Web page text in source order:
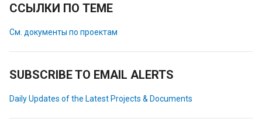
ССЫЛКИ ПО ТЕМЕ
См. документы по проектам
SUBSCRIBE TO EMAIL ALERTS
Daily Updates of the Latest Projects & Documents